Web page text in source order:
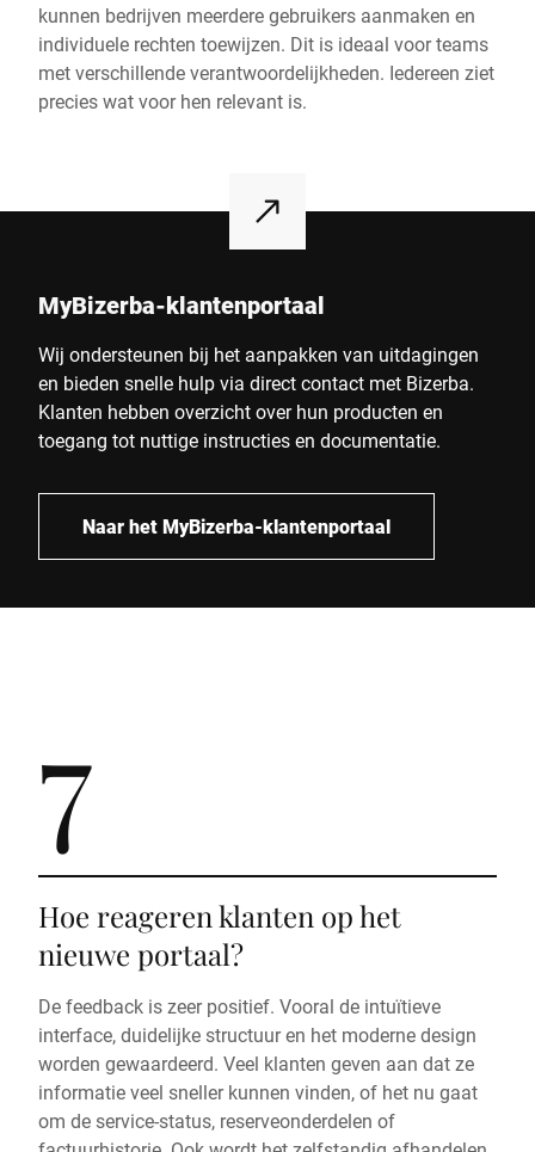
kunnen bedrijven meerdere gebruikers aanmaken en
individuele rechten toewijzen. Dit is ideaal voor teams
met verschillende verantwoordelijkheden. Iedereen ziet
precies wat voor hen relevant is.
MyBizerba-klantenportaal
Wij ondersteunen bij het aanpakken van uitdagingen
en bieden snelle hulp via direct contact met Bizerba.
Klanten hebben overzicht over hun producten en
toegang tot nuttige instructies en documentatie.
Naar het MyBizerba-klantenportaal
7
Hoe reageren klanten op het
nieuwe portaal?
De feedback is zeer positief. Vooral de intuïtieve
interface, duidelijke structuur en het moderne design
worden gewaardeerd. Veel klanten geven aan dat ze
informatie veel sneller kunnen vinden, of het nu gaat
om de service-status, reserveonderdelen of